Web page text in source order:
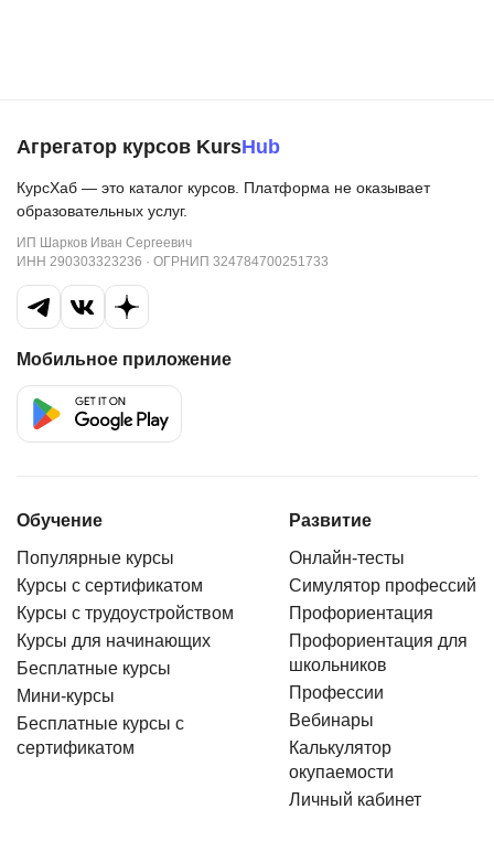
Агрегатор курсов KursHub
КурсХаб — это каталог курсов. Платформа не оказывает
образовательных услуг.
ИП Шарков Иван Сергеевич
ИНН 290303323236 · ОГРНИП 324784700251733
Мобильное приложение
Обучение
Популярные курсы
Курсы с сертификатом
Курсы с трудоустройством
Курсы для начинающих
Бесплатные курсы
Мини-курсы
Бесплатные курсы с
сертификатом
Развитие
Онлайн-тесты
Симулятор профессий
Профориентация
Профориентация для
школьников
Профессии
Вебинары
Калькулятор
окупаемости
Личный кабинет